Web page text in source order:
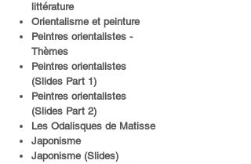
littérature
Orientalisme et peinture
Peintres orientalistes -
Thèmes
Peintres orientalistes
(Slides Part 1)
Peintres orientalistes
(Slides Part 2)
Les Odalisques de Matisse
Japonisme
Japonisme (Slides)